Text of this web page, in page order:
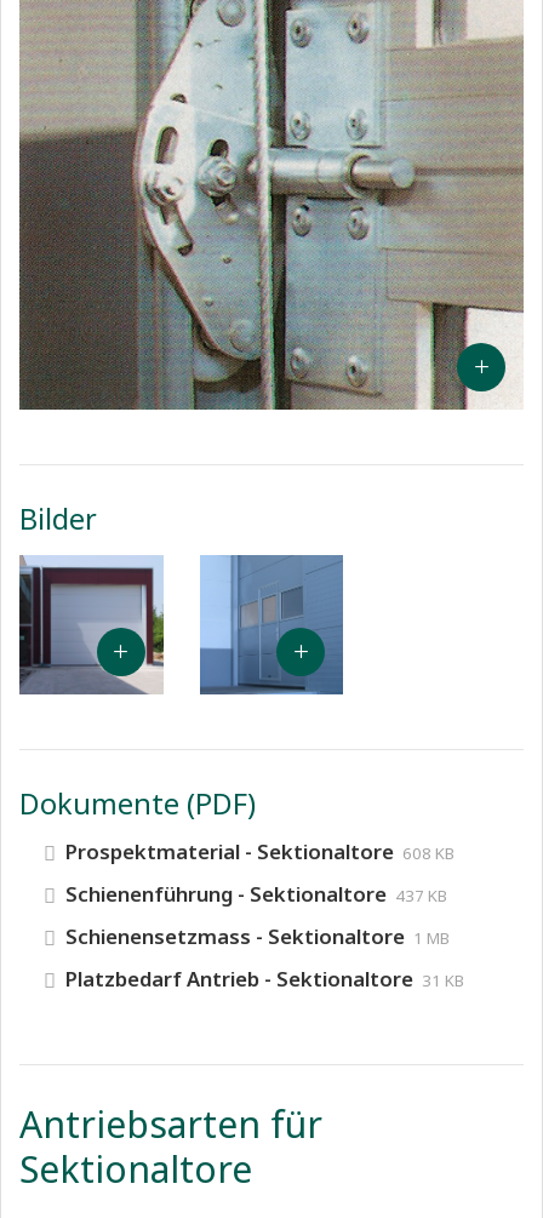
Bilder
Dokumente (PDF)
Prospektmaterial - Sektionaltore 608 KB
Schienenführung - Sektionaltore 437 KB
Schienensetzmass - Sektionaltore 1 MB
Platzbedarf Antrieb - Sektionaltore 31 KB
Antriebsarten für
Sektionaltore